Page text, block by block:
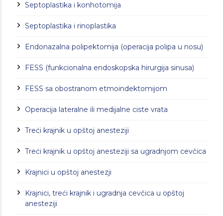
Septoplastika i konhotomija
Septoplastika i rinoplastika
Endonazalna polipektomija (operacija polipa u nosu)
FESS (funkcionalna endoskopska hirurgija sinusa)
FESS sa obostranom etmoindektomijom
Operacija lateralne ili medijalne ciste vrata
Treći krajnik u opštoj anesteziji
Treći krajnik u opštoj anesteziji sa ugradnjom cevčica
Krajnici u opštoj anestezji
Krajnici, treći krajnik i ugradnja cevčica u opštoj
anesteziji